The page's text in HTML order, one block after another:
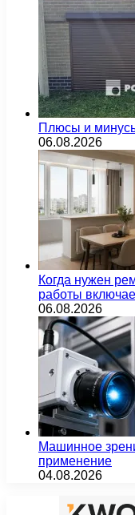
Плюсы и
06.08.2026
Когда нужен
работы
06.08.2026
Машинное
применение
04.08.2026